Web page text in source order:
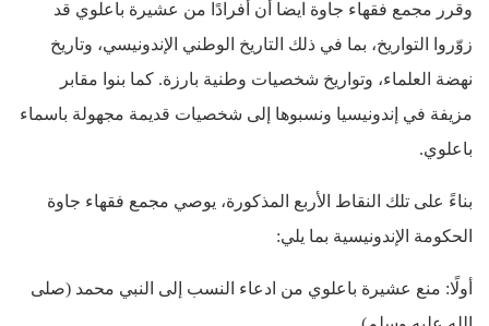
وقرر مجمع فقهاء جاوة ايضا أن أفرادًا من عشيرة باعلوي قد
زوّروا التواريخ، بما في ذلك التاريخ الوطني الإندونيسي، وتاريخ
نهضة العلماء، وتواريخ شخصيات وطنية بارزة. كما بنوا مقابر
مزيفة في إندونيسيا ونسبوها إلى شخصيات قديمة مجهولة باسماء
باعلوي.
بناءً على تلك النقاط الأربع المذكورة، يوصي مجمع فقهاء جاوة
الحكومة الإندونيسية بما يلي:
أولًا: منع عشيرة باعلوي من ادعاء النسب إلى النبي محمد (صلى